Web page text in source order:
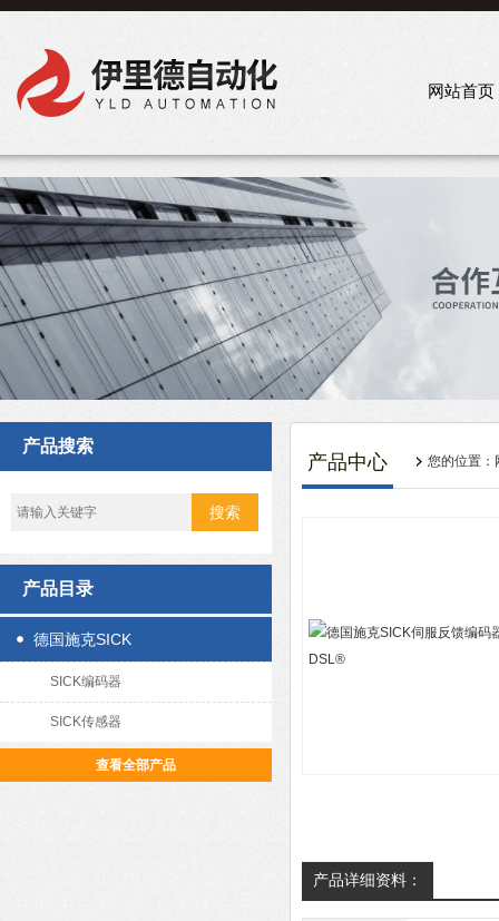
网站首页
产品搜索
产品目录
德国施克SICK
SICK编码器
SICK传感器
查看全部产品
产品中心 您的位置：
产品详细资料：